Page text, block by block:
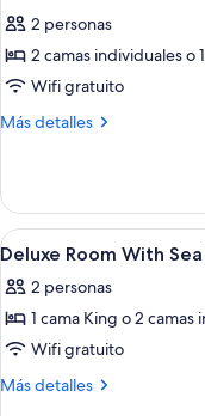
las
fotos
de
Deluxe
2 personas
2 camas individuales o
Wifi gratuito
Más detalles
Más
Room
Abrir
todas
las
fotos
de
Deluxe
4
Deluxe Room With
2 personas
1 cama King o 2 camas
Wifi gratuito
Más detalles
Más